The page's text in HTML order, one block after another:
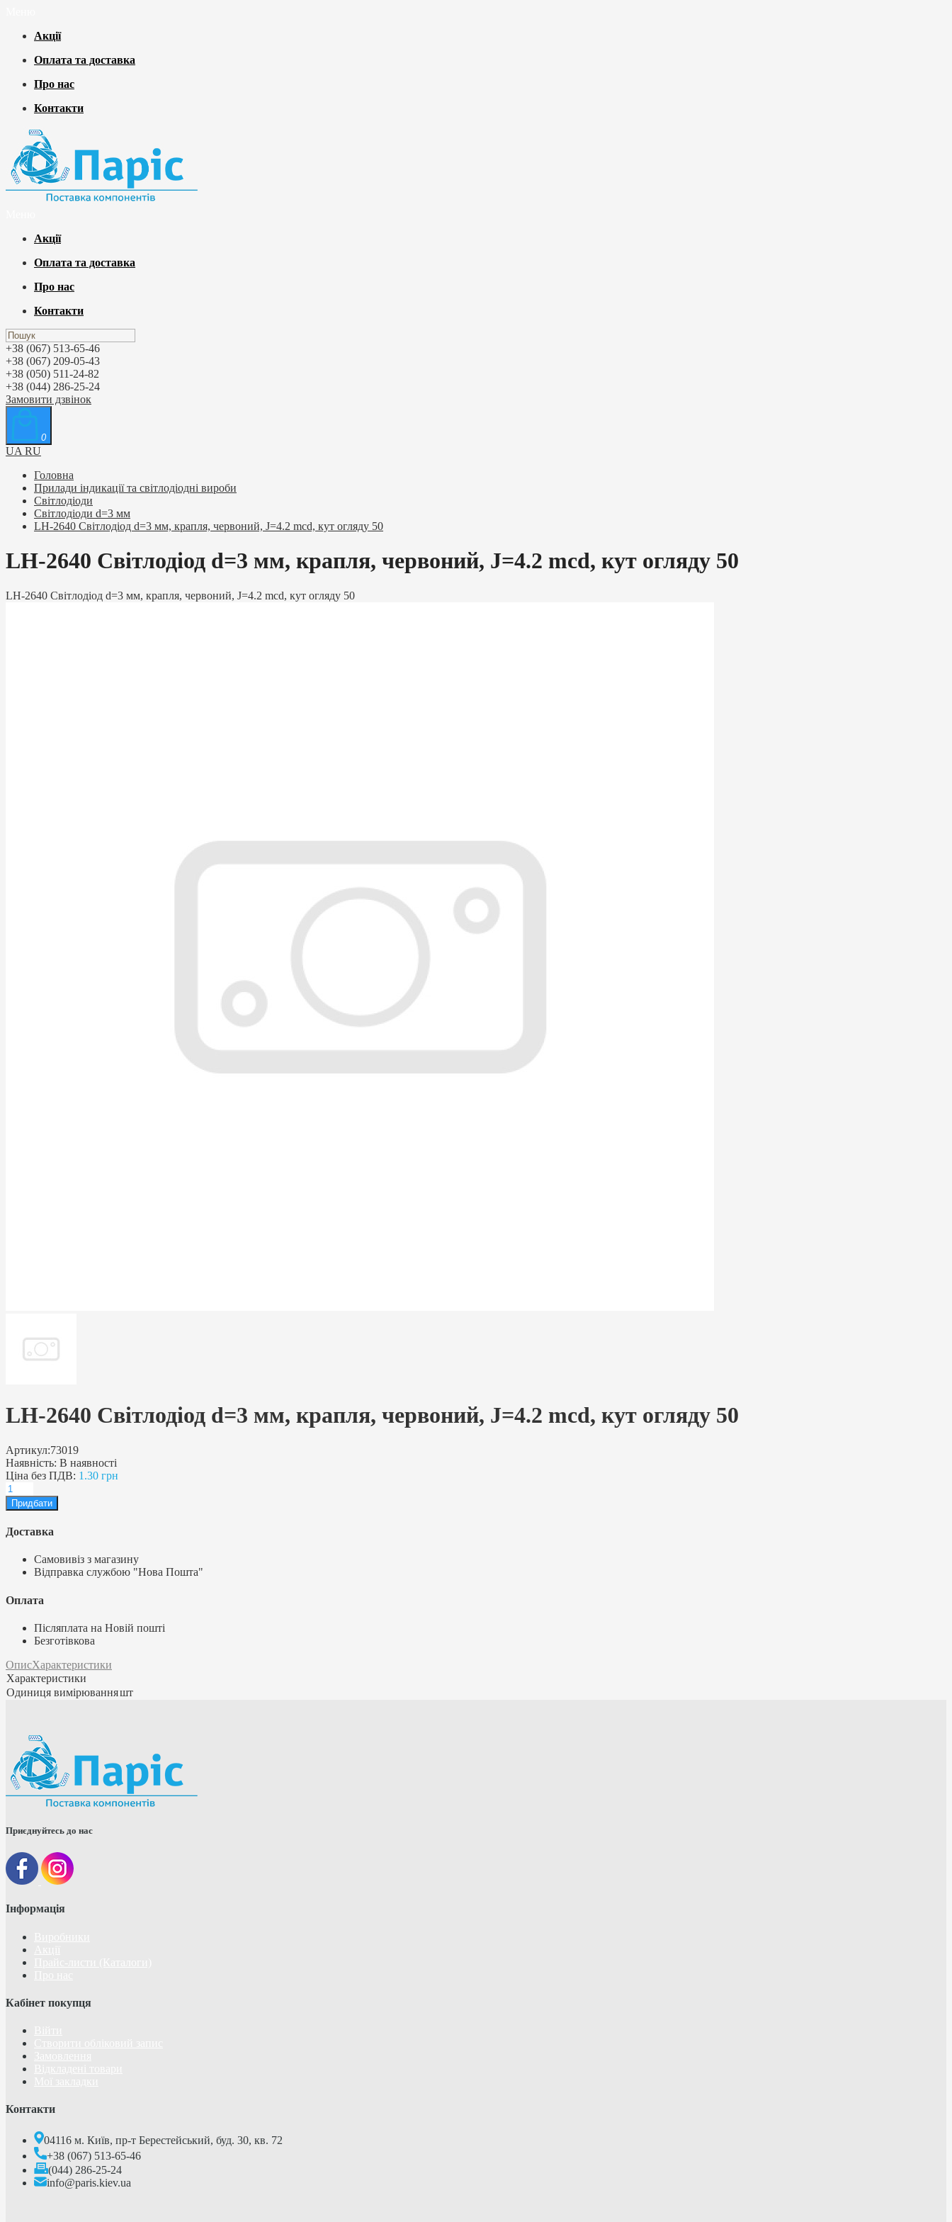
Акції
Оплата та доставка
Про нас
Контакти
Акції
Оплата та доставка
Про нас
Контакти
+38 (067) 513-65-46
+38 (067) 209-05-43
+38 (050) 511-24-82
+38 (044) 286-25-24
Замовити дзвінок
0
UA RU
Головна
Прилади індикації та світлодіодні вироби
Світлодіоди
Світлодіоди d=3 мм
LH-2640 Світлодіод d=3 мм, крапля, червоний, J=4.2 mcd, кут огляду 50
LH-2640 Світлодіод d=3 мм, крапля, червоний, J=4.2 mcd, кут огляду 50
LH-2640 Світлодіод d=3 мм, крапля, червоний, J=4.2 mcd, кут огляду 50
LH-2640 Світлодіод d=3 мм, крапля, червоний, J=4.2 mcd, кут огляду 50
Артикул:73019
Наявність: В наявності
Ціна без ПДВ: 1.30 грн
Доставка
Самовивіз з магазину
Відправка службою "Нова Пошта"
Оплата
Післяплата на Новій пошті
Безготівкова
ОписХарактеристики
Характеристики
Одиниця вимірюванняшт
Приєднуйтесь до нас
Інформація
Кабінет покупця
Контакти
04116 м. Київ, пр-т Берестейський, буд. 30, кв. 72
+38 (067) 513-65-46
(044) 286-25-24
info@paris.kiev.ua